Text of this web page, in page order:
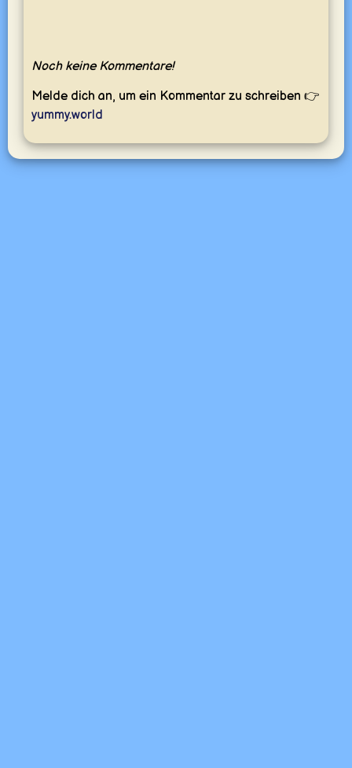
Noch keine Kommentare!
Melde dich an, um ein Kommentar zu schreiben 👉
yummy.world